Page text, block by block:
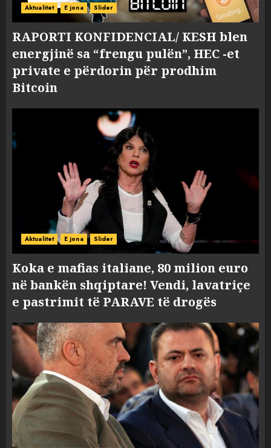
Aktualitet E jona Slider
RAPORTI KONFIDENCIAL/ KESH blen
energjinë sa “frengu pulën”, HEC -et
private e përdorin për prodhim
Bitcoin
Aktualitet E jona Slider
Koka e mafias italiane, 80 milion euro
në bankën shqiptare! Vendi, lavatriçe
e pastrimit të PARAVE të drogës